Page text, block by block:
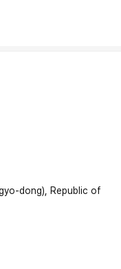
dong), Republic of